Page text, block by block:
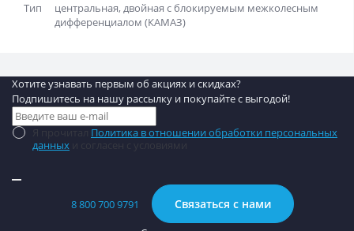
Тип
центральная, двойная с блокируемым межколесным
дифференциалом (КАМАЗ)
Хотите узнавать первым об акциях и скидках?
Подпишитесь на нашу рассылку и покупайте с выгодой!
Политика в отношении обработки персональных
данных
8 800 700 9791 Связаться с нами